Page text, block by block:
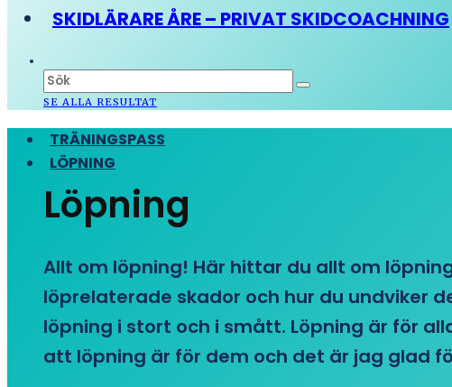
SKIDLÄRARE ÅRE – PRIVAT SKIDCOACHNING
SE ALLA RESULTAT
TRÄNINGSPASS
LÖPNING
Löpning
Allt om löpning! Här hittar du allt om
löprelaterade skador och hur du undviker
löpning i stort och i smått. Löpning är för
att löpning är för dem och det är jag glad